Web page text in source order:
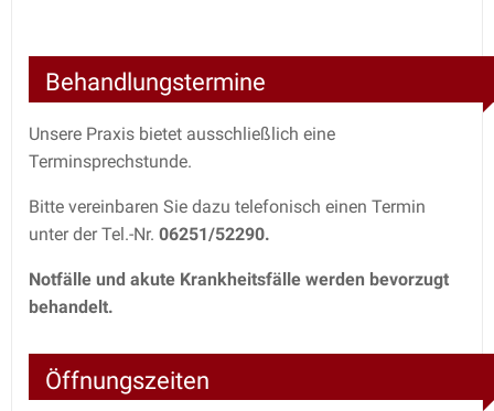
Behandlungstermine
Unsere Praxis bietet ausschließlich eine
Terminsprechstunde.
Bitte vereinbaren Sie dazu telefonisch einen Termin
unter der Tel.-Nr. 06251/52290.
Notfälle und akute Krankheitsfälle werden bevorzugt
behandelt.
Öffnungszeiten